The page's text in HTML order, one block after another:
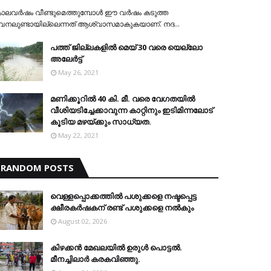
വീണ്ടുമെത്തുമ്പോള്‍ ഈ വര്‍ഷം കടുത്ത
ആശ്വാസമാകുകയാണ്. നദ…
പത്ത് ജില്ലകളില്‍ മെയ് 30 വരെ യെല്ലോ
അലേര്‍ട്ട്
May 26, 2021
മണിക്കൂറിൽ 40 കി. മീ. വരെ വേഗതയിൽ
വീശിയടിച്ചേക്കാവുന്ന കാറ്റിനും ഇടിമിന്നലോട്
കൂടിയ മഴയ്ക്കും സാധ്യത.
May 22, 2021
RANDOM POSTS
വെള്ളപ്പൊക്കത്തില്‍ പശുക്കളെ നഷ്ടപ്പെട്ട
ക്ഷീരകര്‍ഷകന് രണ്ട് പശുക്കളെ നല്‍കും
August 02, 2026
കിഴക്കന്‍ മേഖലയില്‍ ഉരുള്‍ പൊട്ടല്‍.
മീനച്ചിലാര്‍ കരകവിഞ്ഞു.